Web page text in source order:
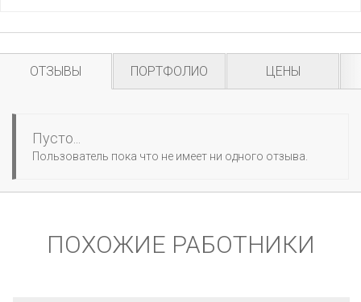
ОТЗЫВЫ ПОРТФОЛИО ЦЕНЫ
Пусто...
Пользователь пока что не имеет ни одного отзыва.
ПОХОЖИЕ РАБОТНИКИ